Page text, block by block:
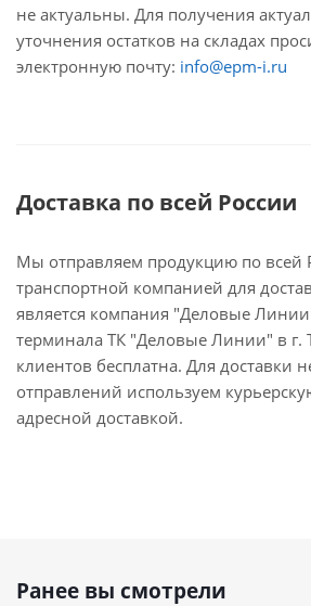
не актуальны. Для получения
уточнения остатков на складах
электронную почту: info@epm-i.ru
Доставка по всей России
Мы отправляем продукцию по всей
транспортной компанией для
является компания "Деловые
терминала ТК "Деловые Линии" в г.
клиентов бесплатна. Для доставки
отправлений используем
адресной доставкой.
Ранее вы смотрели